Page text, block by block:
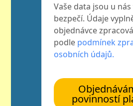
Vaše data jsou u nás
bezpečí. Údaje
objednávce
podle podmínek
osobních údajů.
povinností